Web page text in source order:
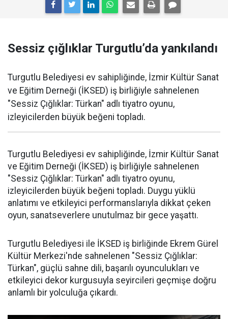
Sessiz çığlıklar Turgutlu’da yankılandı
Turgutlu Belediyesi ev sahipliğinde, İzmir Kültür Sanat
ve Eğitim Derneği (İKSED) iş birliğiyle sahnelenen
"Sessiz Çığlıklar: Türkan" adlı tiyatro oyunu,
izleyicilerden büyük beğeni topladı.
Turgutlu Belediyesi ev sahipliğinde, İzmir Kültür Sanat
ve Eğitim Derneği (İKSED) iş birliğiyle sahnelenen
"Sessiz Çığlıklar: Türkan" adlı tiyatro oyunu,
izleyicilerden büyük beğeni topladı. Duygu yüklü
anlatımı ve etkileyici performanslarıyla dikkat çeken
oyun, sanatseverlere unutulmaz bir gece yaşattı.
Turgutlu Belediyesi ile İKSED iş birliğinde Ekrem Gürel
Kültür Merkezi'nde sahnelenen "Sessiz Çığlıklar:
Türkan", güçlü sahne dili, başarılı oyunculukları ve
etkileyici dekor kurgusuyla seyircileri geçmişe doğru
anlamlı bir yolculuğa çıkardı.